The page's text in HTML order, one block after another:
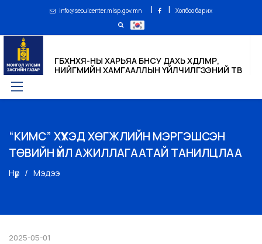
info@seoulcenter.mlsp.gov.mn | | Холбоо барих
ГБХНХЯ-НЫ ХАРЬЯА БНСУ ДАХЬ ХӨДӨЛМӨР,
НИЙГМИЙН ХАМГААЛЛЫН ҮЙЛЧИЛГЭЭНИЙ ТӨВ
“КИМС” ХҮҮХЭД ХӨГЖЛИЙН МЭРГЭШСЭН
ТӨВИЙН ҮЙЛ АЖИЛЛАГААТАЙ ТАНИЛЦЛАА
Нүүр Мэдээ
2025-05-01